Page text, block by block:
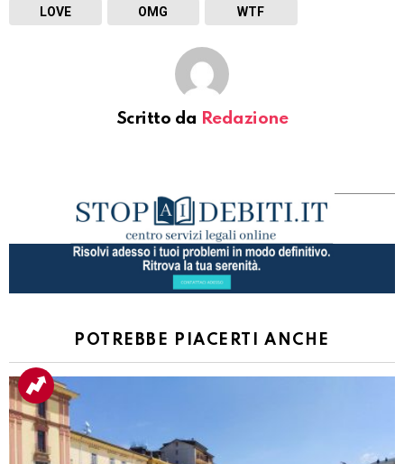
LOVE OMG WTF
Scritto da Redazione
POTREBBE PIACERTI ANCHE